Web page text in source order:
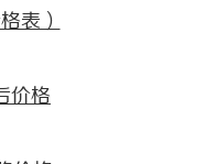
表）
价格